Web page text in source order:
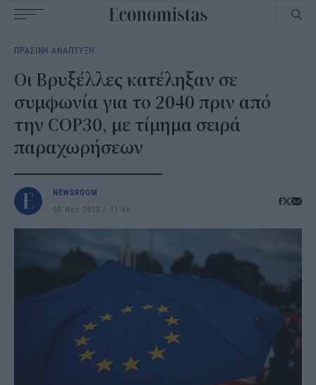
navigation
ΠΡΑΣΙΝΗ ΑΝΑΠΤΥΞΗ
Οι Βρυξέλλες κατέληξαν σε
συμφωνία για το 2040 πριν από
την COP30, με τίμημα σειρά
παραχωρήσεων
NEWSROOM
05 Νοε 2025
11:46